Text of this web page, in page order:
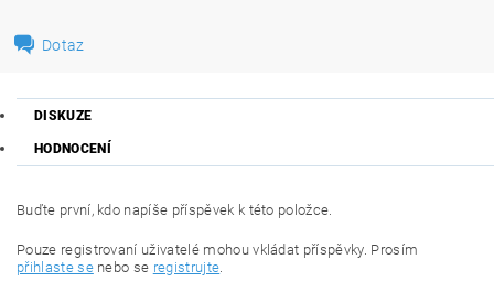
Dotaz
DISKUZE
HODNOCENÍ
Buďte první, kdo napíše příspěvek k této položce.
Pouze registrovaní uživatelé mohou vkládat příspěvky. Prosím
přihlaste senebo se registrujte.